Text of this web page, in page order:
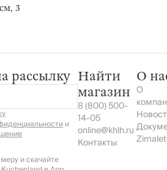
3
рассылку
и
и скачайте
Найти
магазин
8 (800) 500-
14-05
online@khlh.ru
Контакты
О
О